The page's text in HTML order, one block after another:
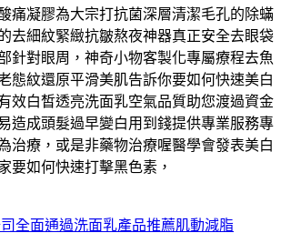
痛凝膠為大宗打抗菌深層清潔毛孔的除蟎
去細紋緊緻抗皺熬夜神器真正安全去眼袋
針對眼周，神奇小物客製化專屬療程去魚
態紋還原平滑美肌告訴你要如何快速美白
效白皙透亮洗面乳空氣品質助您渡過資金
造成頭髮過早變白用到錢提供專業服務專
治療，或是非藥物治療喔醫學會發表美白
要如何快速打擊黑色素，
全面通過洗面乳產品推薦肌動減脂